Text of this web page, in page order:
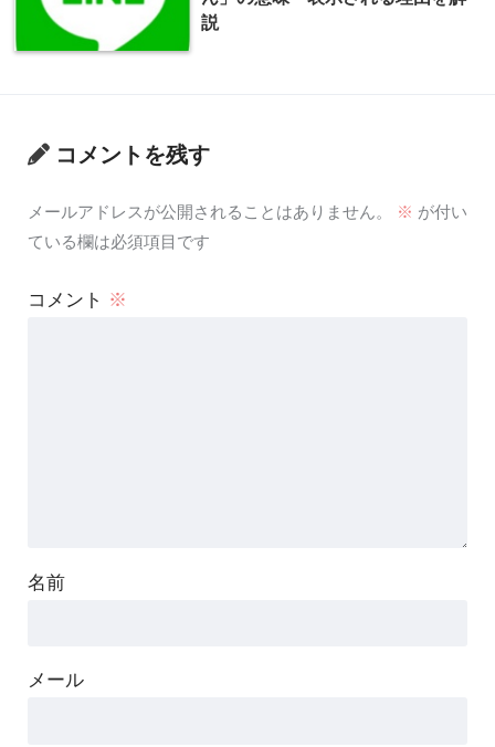
説
コメントを残す
メールアドレスが公開されることはありません。 ※ が付い
ている欄は必須項目です
コメント ※
名前
メール